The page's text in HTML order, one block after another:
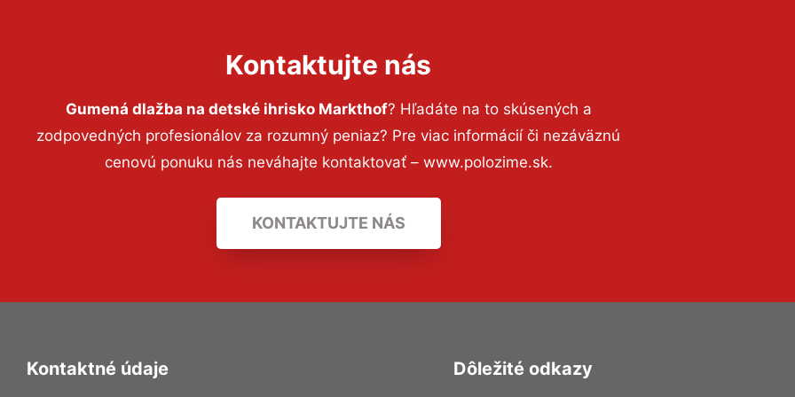
Kontaktujte nás
Gumená dlažba na detské ihrisko Markthof? Hľadáte na to skúsených a
zodpovedných profesionálov za rozumný peniaz? Pre viac informácií či nezáväznú
cenovú ponuku nás neváhajte kontaktovať – www.polozime.sk.
KONTAKTUJTE NÁS
Kontaktné údaje Dôležité odkazy